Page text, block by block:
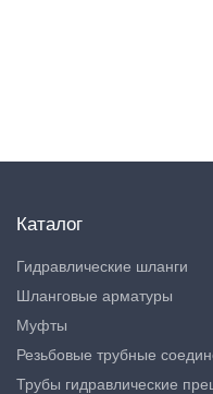
Каталог
Гидравлические шланги
Шланговые арматуры
Муфты
Резьбовые трубные
Трубы гидравлические